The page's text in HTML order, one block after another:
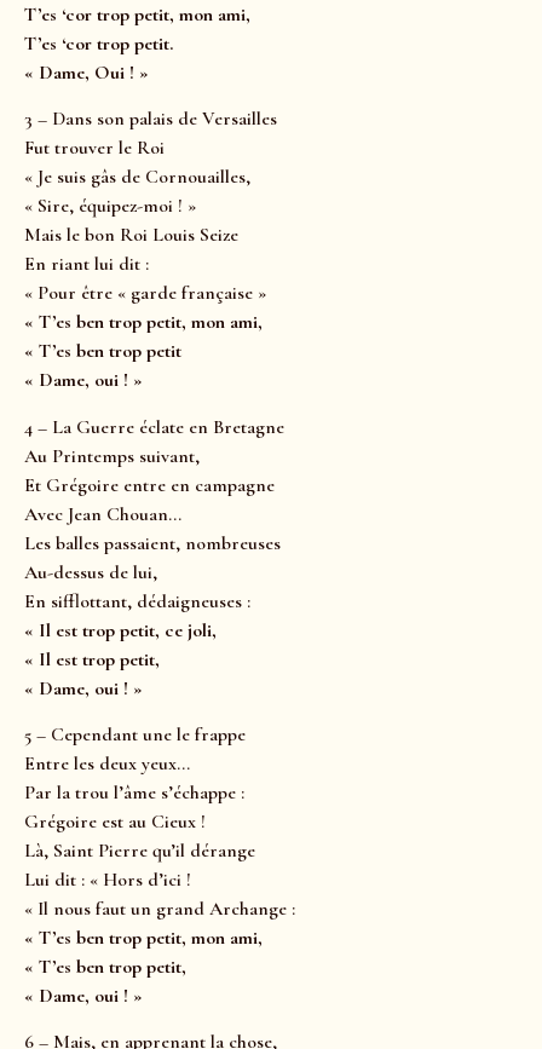
T’es ‘cor trop petit, mon ami,
T’es ‘cor trop petit.
« Dame, Oui ! »
3 – Dans son palais de Versailles
Fut trouver le Roi
« Je suis gâs de Cornouailles,
« Sire, équipez-moi ! »
Mais le bon Roi Louis Seize
En riant lui dit :
« Pour être « garde française »
« T’es ben trop petit, mon ami,
« T’es ben trop petit
« Dame, oui ! »
4 – La Guerre éclate en Bretagne
Au Printemps suivant,
Et Grégoire entre en campagne
Avec Jean Chouan…
Les balles passaient, nombreuses
Au-dessus de lui,
En sifflottant, dédaigneuses :
« Il est trop petit, ce joli,
« Il est trop petit,
« Dame, oui ! »
5 – Cependant une le frappe
Entre les deux yeux…
Par la trou l’âme s’échappe :
Grégoire est au Cieux !
Là, Saint Pierre qu’il dérange
Lui dit : « Hors d’ici !
« Il nous faut un grand Archange :
« T’es ben trop petit, mon ami,
« T’es ben trop petit,
« Dame, oui ! »
6 – Mais, en apprenant la chose,